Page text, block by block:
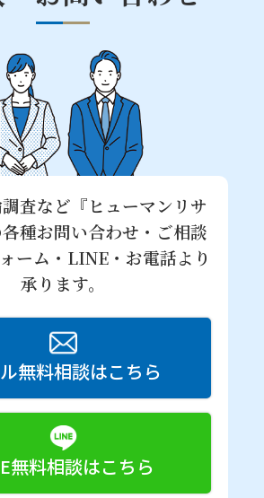
査など『ヒューマンリサ
各種お問い合わせ・ご相談
ーム・LINE・お電話より
承ります。
無料相談はこちら
無料相談はこちら